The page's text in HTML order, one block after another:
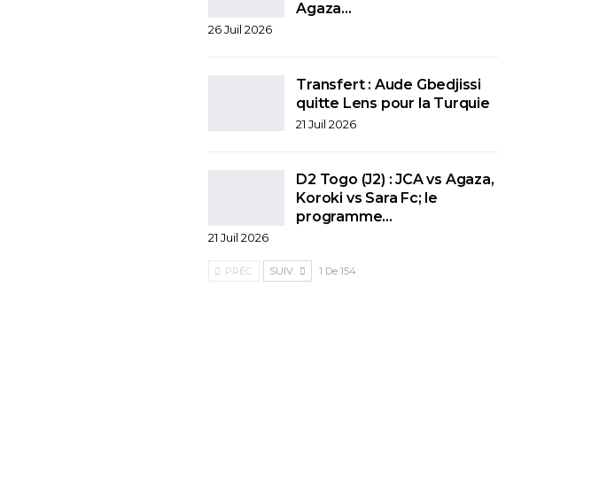
Agaza…
26 Juil 2026
Transfert : Aude Gbedjissi
quitte Lens pour la Turquie
21 Juil 2026
D2 Togo (J2) : JCA vs Agaza,
Koroki vs Sara Fc; le
programme…
21 Juil 2026
PRÉC. SUIV. 1 De 154